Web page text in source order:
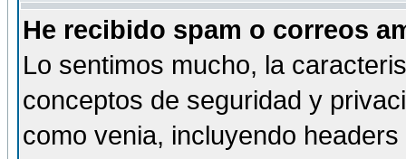
He recibido spam o correos
Lo sentimos mucho, la
conceptos de seguridad y
como venia, incluyendo